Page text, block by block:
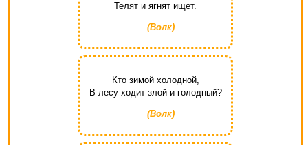
Телят и ягнят ищет.
(Волк)
Кто зимой холодной,
В лесу ходит злой и голодный?
(Волк)